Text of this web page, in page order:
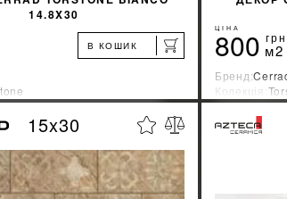
14.8X30
В КОШИК
Польша
ДІЗНАТИСЯ ЗНИЖКУ %
КУПИТИ
ЦІНА
800 грн
м2
Бренд:
Колекція:
Країна-
15x30